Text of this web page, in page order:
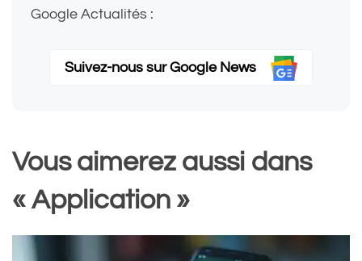
Google Actualités :
Suivez-nous sur Google News
Vous aimerez aussi dans
« Application »